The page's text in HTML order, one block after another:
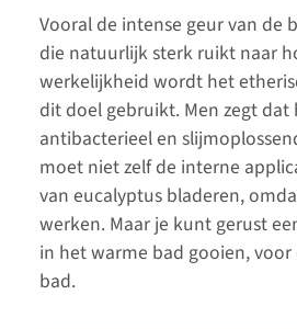
Vooral de intense geur van de
die natuurlijk sterk ruikt naar
werkelijkheid wordt het
dit doel gebruikt. Men zegt dat
antibacterieel en
moet niet zelf de interne
van eucalyptus bladeren,
werken. Maar je kunt gerust
in het warme bad gooien,
bad.